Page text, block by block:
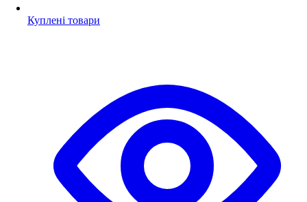
Куплені товари